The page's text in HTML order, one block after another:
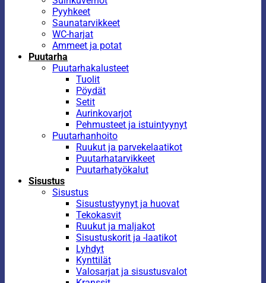
Pyyhkeet
Saunatarvikkeet
WC-harjat
Ammeet ja potat
Puutarha
Puutarhakalusteet
Tuolit
Pöydät
Setit
Aurinkovarjot
Pehmusteet ja istuintyynyt
Puutarhanhoito
Ruukut ja parvekelaatikot
Puutarhatarvikkeet
Puutarhatyökalut
Sisustus
Sisustus
Sisustustyynyt ja huovat
Tekokasvit
Ruukut ja maljakot
Sisustuskorit ja -laatikot
Lyhdyt
Kynttilät
Valosarjat ja sisustusvalot